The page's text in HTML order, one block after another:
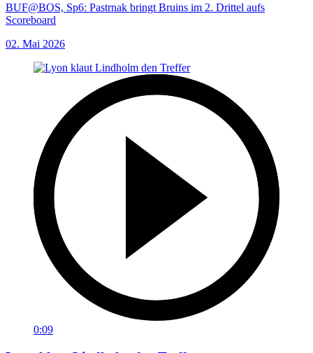
BUF@BOS, Sp6: Pastrnak bringt Bruins im 2. Drittel aufs
Scoreboard
02. Mai 2026
0:09